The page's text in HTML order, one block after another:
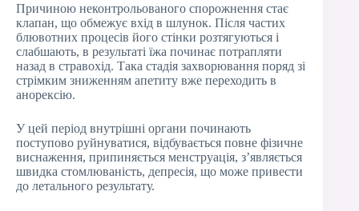
Причиною неконтрольованого спорожнення стає
клапан, що обмежує вхід в шлунок. Після частих
блювотних процесів його стінки розтягуються і
слабшають, в результаті їжа починає потрапляти
назад в стравохід. Така стадія захворювання поряд зі
стрімким зниженням апетиту вже переходить в
анорексію.
У цей період внутрішні органи починають
поступово руйнуватися, відбувається повне фізичне
виснаження, припиняється менструація, з’являється
швидка стомлюваність, депресія, що може привести
до летального результату.